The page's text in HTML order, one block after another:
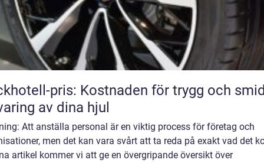
pris: Kostnaden för trygg och
av dina hjul
Att anställa personal är en viktig process för företag och
men det kan vara svårt att ta reda på exakt vad det
artikel kommer vi att ge en övergripande översikt över